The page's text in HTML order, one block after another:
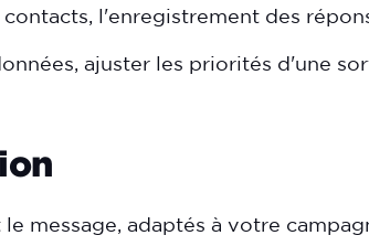
l'enregistrement des
ajuster les priorités d'une
message, adaptés à votre